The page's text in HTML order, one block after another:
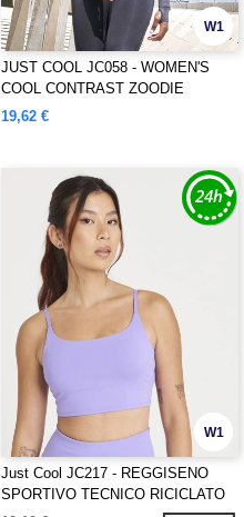
W1
JUST COOL JC058 - WOMEN'S
COOL CONTRAST ZOODIE
19,62 €
W1
Just Cool JC217 - REGGISENO
SPORTIVO TECNICO RICICLATO